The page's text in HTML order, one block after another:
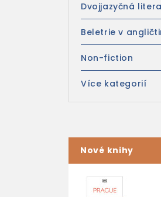
Dvojjazyčná
Beletrie v
Non-fiction
Více kategorií
Nové knihy